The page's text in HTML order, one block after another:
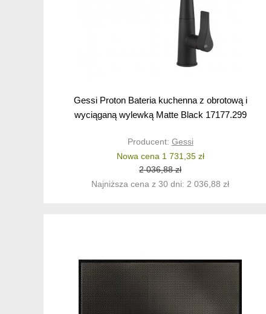
Gessi Proton Bateria kuchenna z obrotową i
wyciąganą wylewką Matte Black 17177.299
Producent: Gessi
Nowa cena 1 731,35 zł
2 036,88 zł
Najniższa cena z 30 dni: 2 036,88 zł